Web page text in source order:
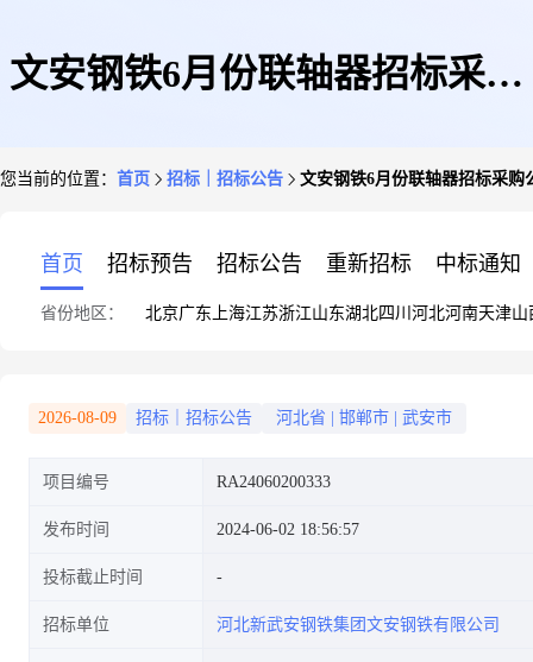
文安钢铁6月份联轴器招标采购
您当前的位置： 首页 招标｜招标公告 文安钢铁6月份联轴器招标采
首页 招标预告 招标公告 重新招标 中标通知
省份地区： 北京广东 上海江苏浙江山东湖北四川 河北河南天津山
2026-08-09 招标｜招标公告 河北省 邯郸市 武安市
项目编号 RA24060200333
发布时间 2024-06-02 18:56:57
投标截止时间
招标单位 河北新武安钢铁集团文安钢铁有限公司